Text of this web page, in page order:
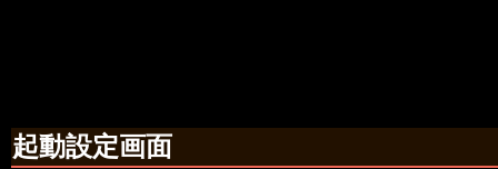
起動設定画面